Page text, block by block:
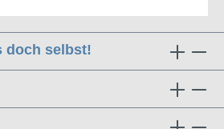
doch selbst!